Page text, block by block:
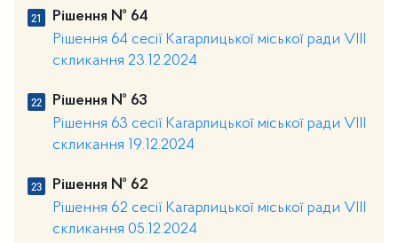
Рішення № 64
Рішення 64 сесії Кагарлицької міської ради VIII
скликання 23.12.2024
Рішення № 63
Рішення 63 сесії Кагарлицької міської ради VIII
скликання 19.12.2024
Рішення № 62
Рішення 62 сесії Кагарлицької міської ради VIII
скликання 05.12.2024